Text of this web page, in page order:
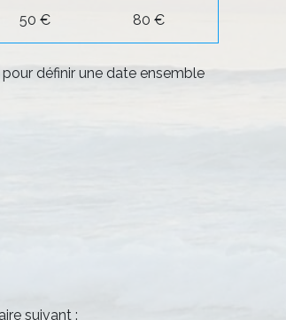
50 € 80 €
définir une date ensemble
suivant :